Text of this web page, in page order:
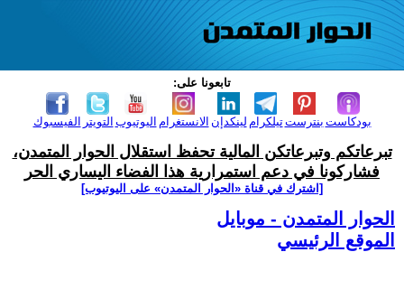
تابعونا على:
الفيسبوك التويتر اليوتيوب الانستغرام لينكدإن تيلكرامبنترست بودكاست
تبرعاتكم وتبرعاتكن المالية تحفظ استقلال الحوار المتمدن،
فشاركونا في دعم استمرارية هذا الفضاء اليساري الحر
[اشترك في قناة ‫«الحوار المتمدن» على اليوتيوب]
الحوار المتمدن - موبايل
الموقع الرئيسي